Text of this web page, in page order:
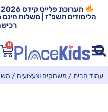
0
עמוד הבית/ משחקים וצעצועים / משחק